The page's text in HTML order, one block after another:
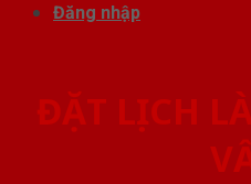
Đăng nhập
ĐẶT LỊCH